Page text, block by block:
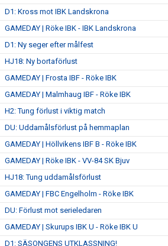
D1: Kross mot IBK Landskrona
GAMEDAY | Röke IBK - IBK Landskrona
D1: Ny seger efter målfest
HJ18: Ny bortaförlust
GAMEDAY | Frosta IBF - Röke IBK
GAMEDAY | Malmhaug IBF - Röke IBK
H2: Tung förlust i viktig match
DU: Uddamålsförlust på hemmaplan
GAMEDAY | Höllvikens IBF B - Röke IBK
GAMEDAY | Röke IBK - VV-84 SK Bjuv
HJ18: Tung uddamålsförlust
GAMEDAY | FBC Engelholm - Röke IBK
DU: Förlust mot serieledaren
GAMEDAY | Skurups IBK U - Röke IBK U
D1: SÄSONGENS UTKLASSNING!